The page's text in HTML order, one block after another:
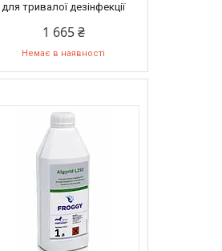
для тривалої дезінфекції
1 665 ₴
Немає в наявності